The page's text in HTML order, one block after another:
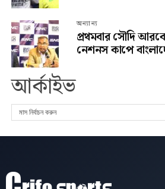
অন্যান্য
প্রথমবার সৌদি
নেশনস কাপে
আর্কাইভ